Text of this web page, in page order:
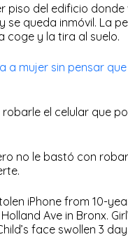
piso del edificio donde
se queda inmóvil. La
coge y la tira al suelo.
a mujer sin pensar
el celular que
no le bastó con
iPhone from 10-
Ave in Bronx.
face swollen 3